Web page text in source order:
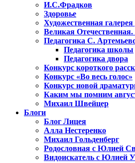
И.С.Фрадков
Здоровье
Художественная
Великая
Педагогика С.
Педагогика школы
Педагогика двора
Конкурс короткого
Конкурс «Во весь голос»
Конкурс новой
Каким мы помним
Михаил Швейцер
Блоги
Блог Лицея
Алла Нестеренко
Михаил Гольденберг
Родословная с Юлией
Видоискатель с Юлией